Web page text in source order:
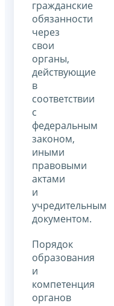
гражданские
обязанности
через
свои
органы,
действующие
в
соответствии
с
федеральным
законом,
иными
правовыми
актами
и
учредительным
документом.
Порядок
образования
и
компетенция
органов